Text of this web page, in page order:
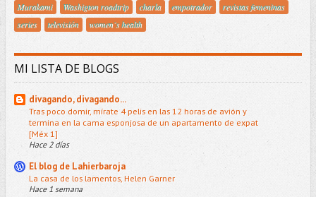
Murakami
Washigton roadtrip charla empotrador
revistas femeninas
series
televisión women´s health
MI LISTA DE BLOGS
divagando, divagando...
Tras poco domir, mírate 4 pelis en las 12 horas de avión y
termina en la cama esponjosa de un apartamento de expat
[Méx 1]
Hace 2 días
El blog de Lahierbaroja
La casa de los lamentos, Helen Garner
Hace 1 semana